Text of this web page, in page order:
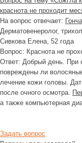
краснота не проходит
На вопрос отвечает:
Дерматовенеролог,
Сивкова Елена, 52 года
Вопрос: Краснота не
Ответ: Добрый день. При
повреждены ли
лечение кожи головы.
после очного осмотра.
а также компьютерная
Задать вопрос